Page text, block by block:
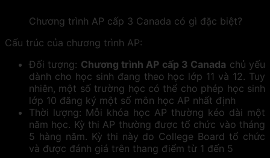
Chương trình AP cấp 3 Canada có gì đặc biệt?
Cấu trúc của chương trình AP:
Đối tượng: Chương trình AP cấp 3 Canada chủ yếu
dành cho học sinh đang theo học lớp 11 và 12. Tuy
nhiên, một số trường học có thể cho phép học sinh
lớp 10 đăng ký một số môn học AP nhất định
Thời lượng: Mỗi khóa học AP thường kéo dài một
năm học. Kỳ thi AP thường được tổ chức vào tháng
5 hàng năm. Kỳ thi này do College Board tổ chức
và được đánh giá trên thang điểm từ 1 đến 5